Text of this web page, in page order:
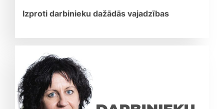
Izproti darbinieku dažādās vajadzības